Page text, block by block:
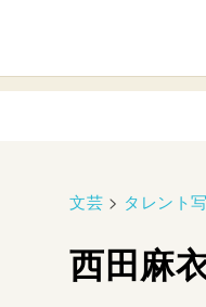
文芸 > タレント
西田麻